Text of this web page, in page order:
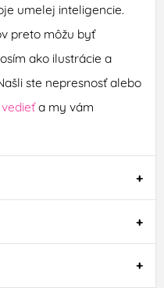
umelej inteligencie.
preto môžu byť
ako ilustrácie a
ste nepresnosť alebo
a my vám